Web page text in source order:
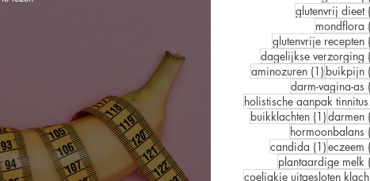
glutenvrij dieet
mondflora
glutenvrije recepten
dagelijkse verzorging
aminozuren (1) 1 post
buikpijn
darm-vagina-as
buikklachten (1)1 post
darmen
hormoonbalans
candida (1)1 post
eczeem
plantaardige melk